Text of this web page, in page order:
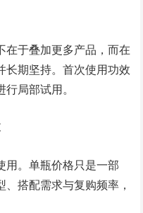
在于叠加更多产品，而在
长期坚持。首次使用功效
局部试用。
用。单瓶价格只是一部
搭配需求与复购频率，